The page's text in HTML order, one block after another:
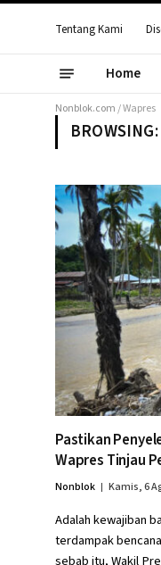
Tentang Kami
Home
Nonblok.com/Wapres
BROWSING:
Pastikan
Wapres Tinjau
Nonblok Kamis, 6
Adalah kewajiban
terdampak